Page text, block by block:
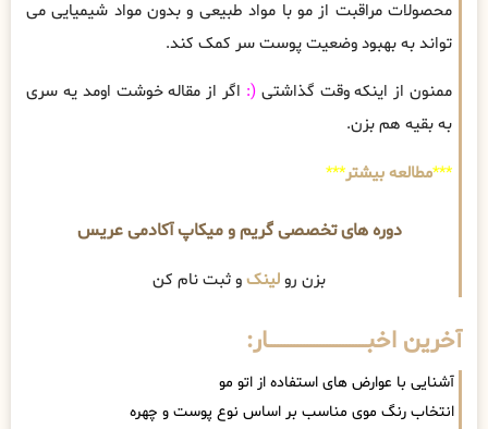
محصولات مراقبت از مو با مواد طبیعی و بدون مواد شیمیایی می
تواند به بهبود وضعیت پوست سر کمک کند.
ممنون از اینکه وقت گذاشتی(: اگر از مقاله خوشت اومد یه سری
به بقیه هم بزن.
***مطالعه بیشتر***
دوره های تخصصی گریم و میکاپ آکادمی عریس
بزن رولینکو ثبت نام کن
آخرین اخبــــــــــــــــــــــــــــــار:
آشنایی با عوارض های استفاده از اتو مو
انتخاب رنگ موی مناسب بر اساس نوع پوست و چهره